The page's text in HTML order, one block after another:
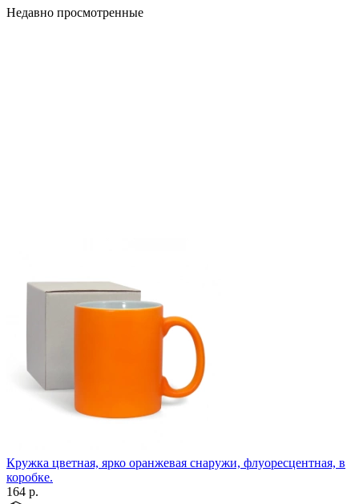
Недавно просмотренные
Кружка цветная, ярко оранжевая снаружи, флуоресцентная, в
коробке.
164 р.